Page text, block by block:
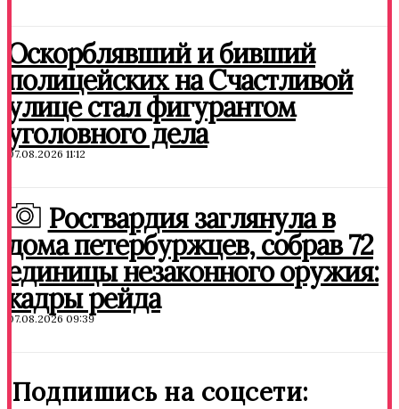
Оскорблявший и бивший
полицейских на Счастливой
улице стал фигурантом
уголовного дела
07.08.2026 11:12
Росгвардия заглянула в
дома петербуржцев, собрав 72
единицы незаконного оружия:
кадры рейда
07.08.2026 09:39
Подпишись на соцсети: